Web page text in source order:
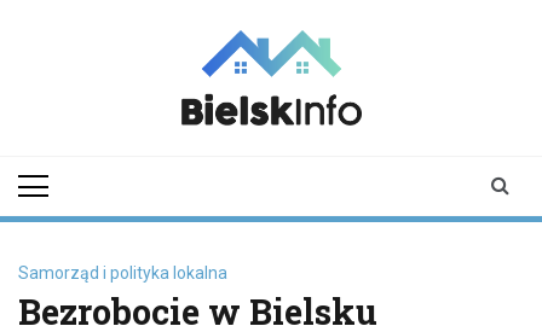
Podlaskiego i
Samorząd i polityka lokalna
Bezrobocie w Bielsku